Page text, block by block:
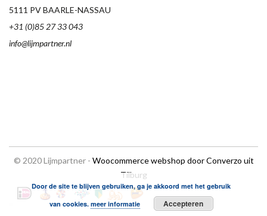
5111 PV BAARLE-NASSAU
+31 (0)85 27 33 043
info@lijmpartner.nl
© 2020 Lijmpartner - Woocommerce webshop door Converzo uit
Tilburg
Door de site te blijven gebruiken, ga je akkoord met het gebruik
van cookies. meer informatie Accepteren